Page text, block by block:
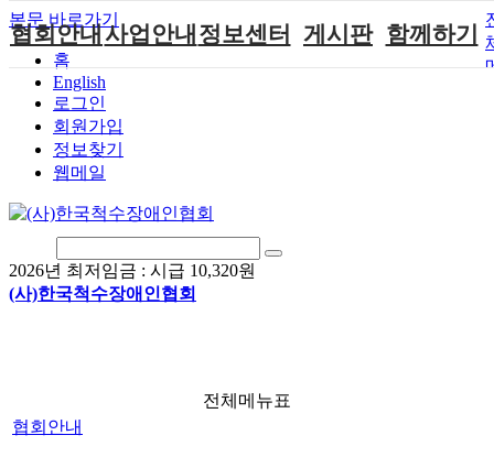
본문 바로가기
홈
English
로그인
회원가입
정보찾기
웹메일
2026년 최저임금 : 시급 10,320원
(사)한국척수장애인협회
협회안내
인사말
연혁
비전
조직도
척수장애란?
찾아오시는길
사업안내
단체지원사업
척수장애인재
활지원센터
척수장애인직
문화예술위원
회
정보센터 게시판 함께하기
전체메뉴표
협회안내